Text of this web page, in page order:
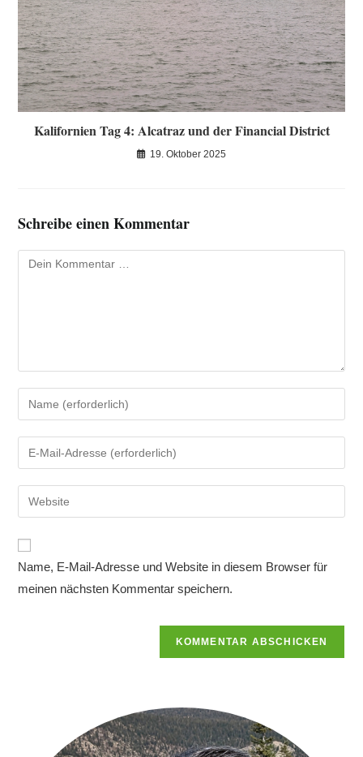
Kalifornien Tag 4: Alcatraz und der Financial District
19. Oktober 2025
Schreibe einen Kommentar
Kommentar
deinen
Namen
oder
zum
Kommentieren
ein
deine
E-
Mail-
Kommentieren
ein
deine
URL
ein
(optional)
Name, E-Mail-Adresse und Website in diesem Browser für
meinen nächsten Kommentar speichern.